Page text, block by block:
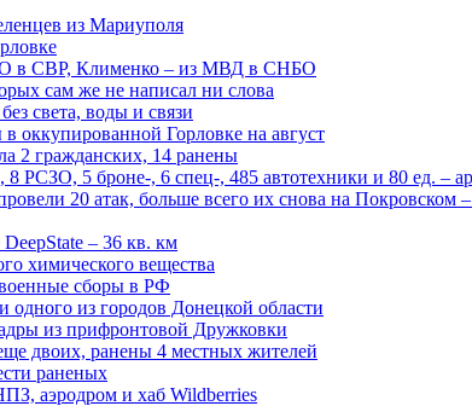
из Мариуполя
в СВР, Клименко – из МВД в СНБО
сам же не написал ни слова
света, воды и связи
оккупированной Горловке на август
2 гражданских, 14 ранены
5 броне-, 6 спец-, 485 автотехники и 80 ед. –
20 атак, больше всего их снова на Покровском
– 36 кв. км
химического вещества
сборы в РФ
из городов Донецкой области
из прифронтовой Дружковки
двоих, ранены 4 местных жителей
раненых
аэродром и хаб Wildberries